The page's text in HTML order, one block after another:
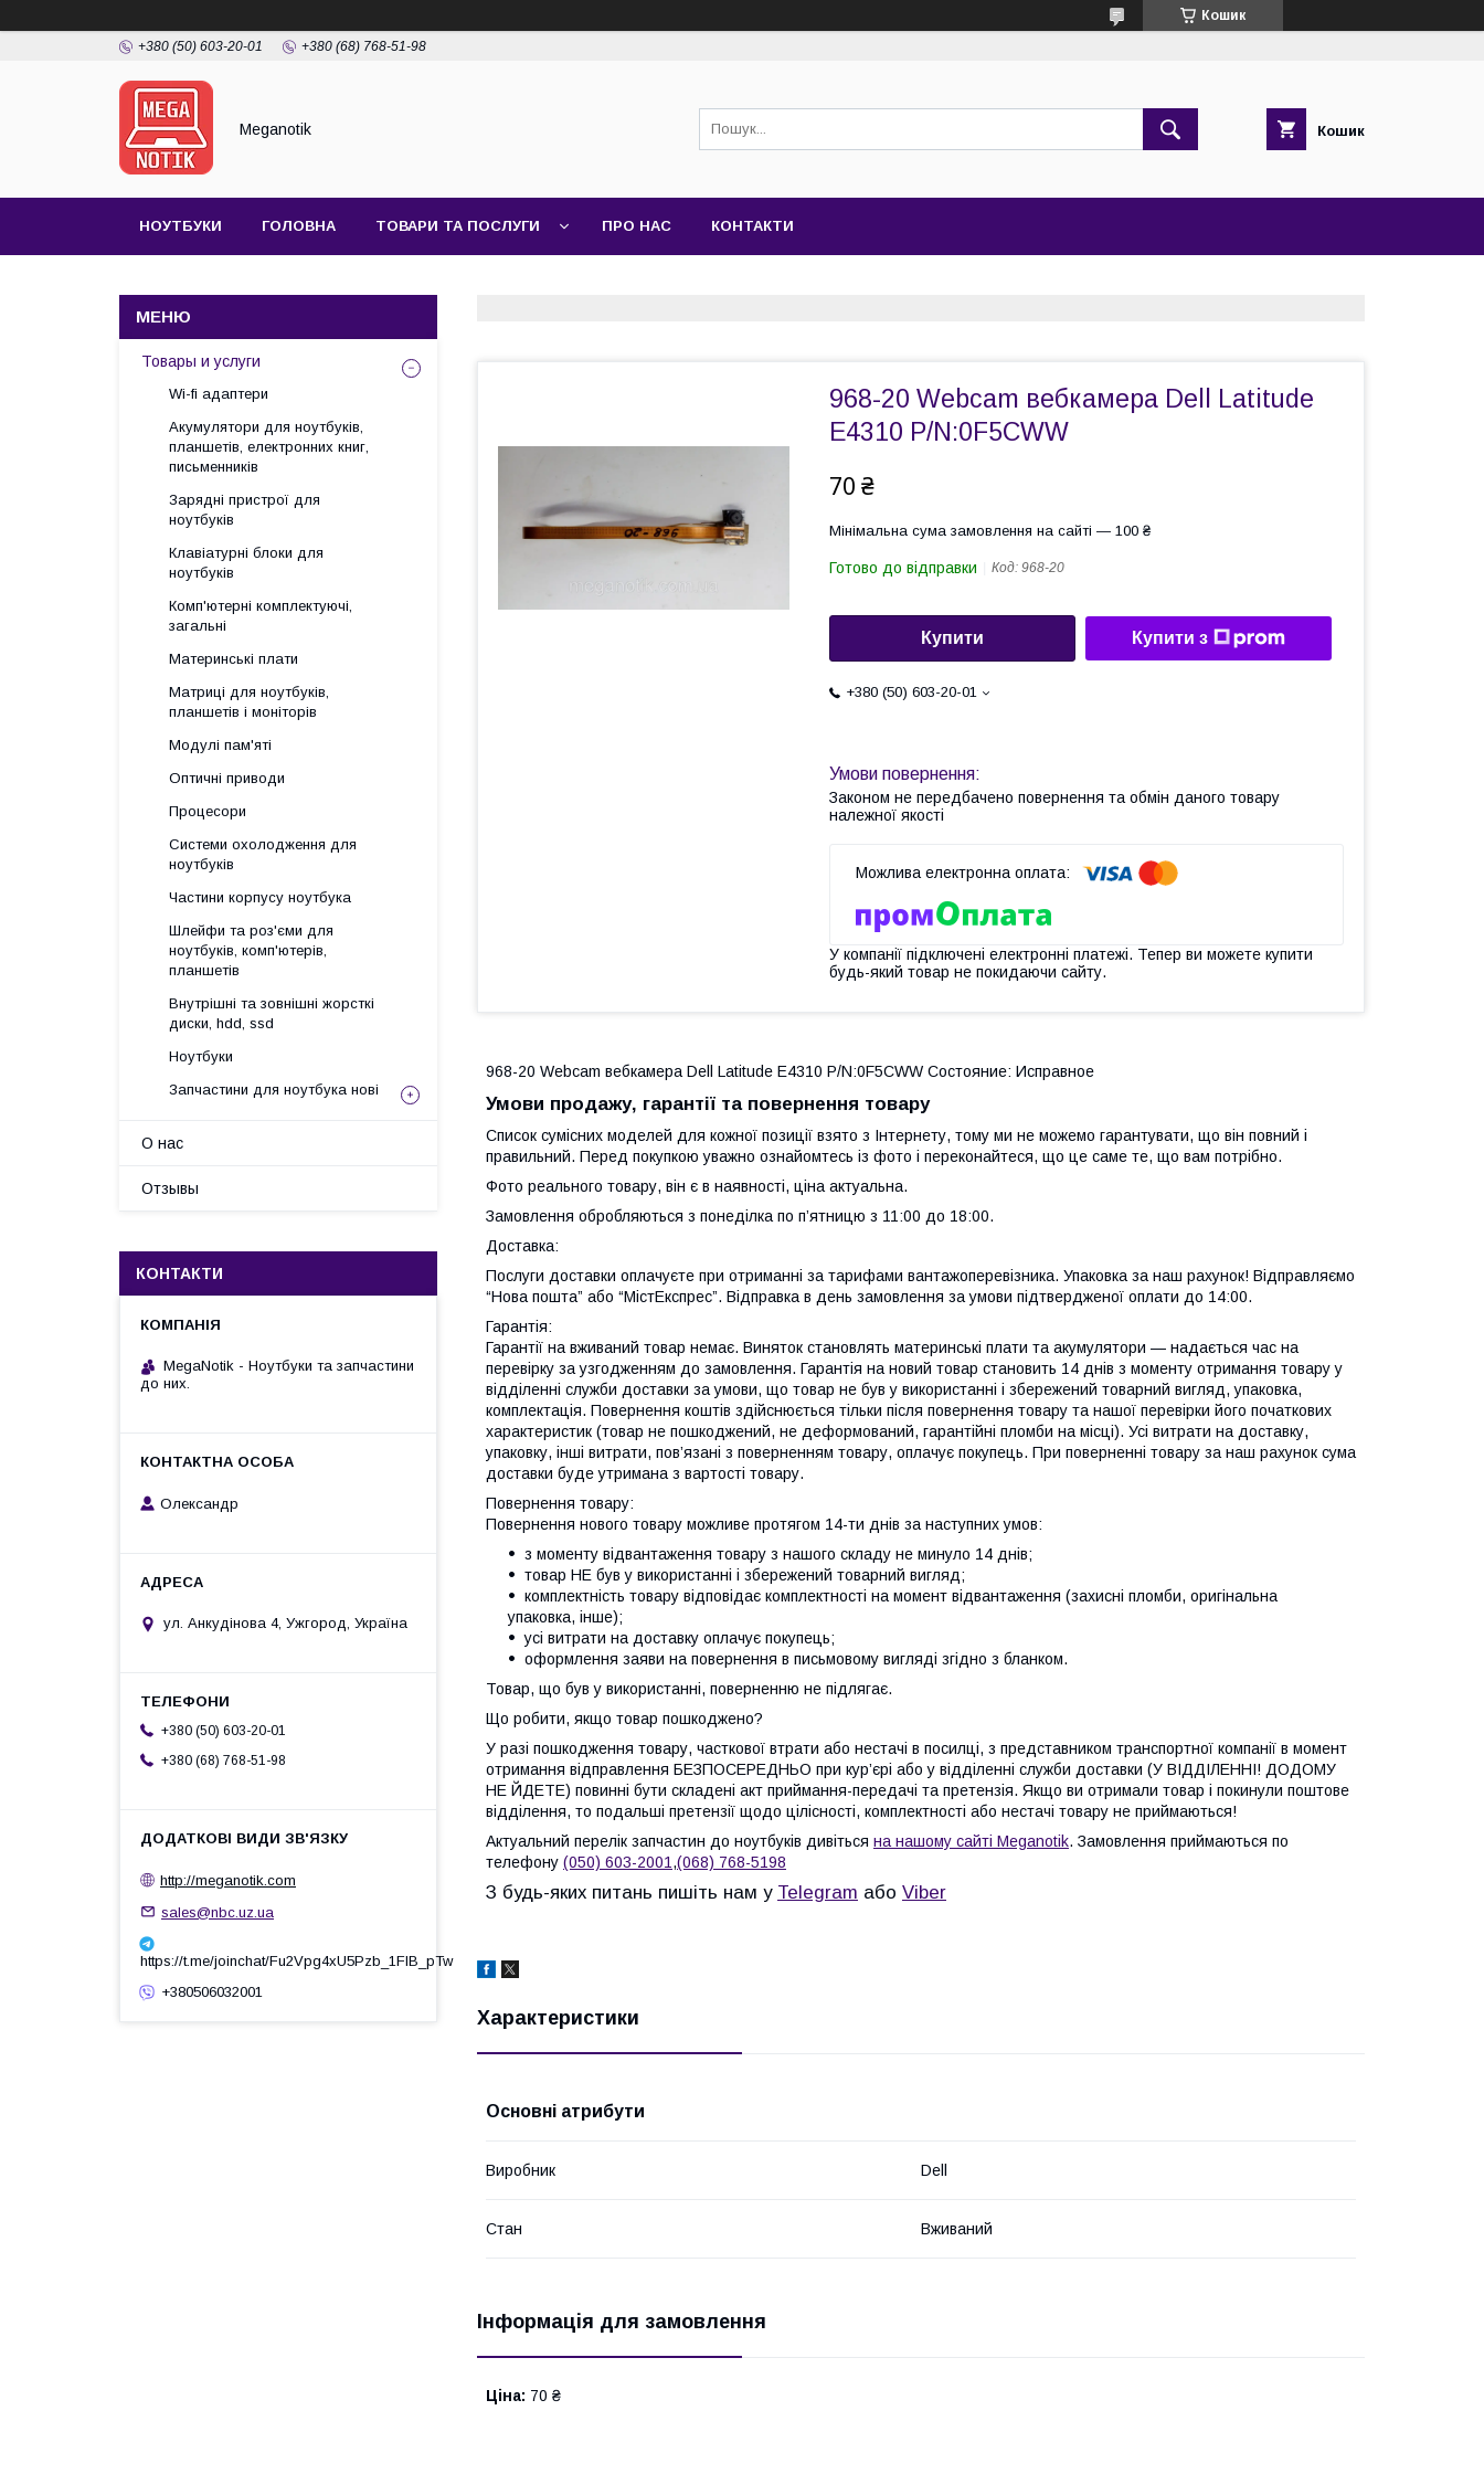
Кошик
+380 (50) 603-20-01 +380 (68) 768-51-98
Meganotik Кошик
НОУТБУКИ ГОЛОВНА ТОВАРИ ТА ПОСЛУГИ ПРО НАС КОНТАКТИ
968-20 Webcam вебкамера Dell Latitude
E4310 P/N:0F5CWW
70 ₴
Мінімальна сума замовлення на сайті — 100 ₴
Готово до відправки Код: 968-20
Купити Купити з
+380 (50) 603-20-01
Законом не передбачено повернення та обмін даного товару
належної якості
У компанії підключені електронні платежі. Тепер ви можете купити
будь-який товар не покидаючи сайту.
968-20 Webcam вебкамера Dell Latitude E4310 P/N:0F5CWW Состояние: Исправное
Умови продажу, гарантії та повернення товару
Список сумісних моделей для кожної позиції взято з Інтернету, тому ми не можемо гарантувати, що він повний і
правильний. Перед покупкою уважно ознайомтесь із фото і переконайтеся, що це саме те, що вам потрібно.
Фото реального товару, він є в наявності, ціна актуальна.
Замовлення обробляються з понеділка по п’ятницю з 11:00 до 18:00.
Доставка:
Послуги доставки оплачуєте при отриманні за тарифами вантажоперевізника. Упаковка за наш рахунок! Відправляємо
“Нова пошта” або “МістЕкспрес”. Відправка в день замовлення за умови підтвердженої оплати до 14:00.
Гарантія:
Гарантії на вживаний товар немає. Виняток становлять материнські плати та акумулятори — надається час на
перевірку за узгодженням до замовлення. Гарантія на новий товар становить 14 днів з моменту отримання товару у
відділенні служби доставки за умови, що товар не був у використанні і збережений товарний вигляд, упаковка,
комплектація. Повернення коштів здійснюється тільки після повернення товару та нашої перевірки його початкових
характеристик (товар не пошкоджений, не деформований, гарантійні пломби на місці). Усі витрати на доставку,
упаковку, інші витрати, пов’язані з поверненням товару, оплачує покупець. При поверненні товару за наш рахунок сума
доставки буде утримана з вартості товару.
Повернення товару:
Повернення нового товару можливе протягом 14-ти днів за наступних умов:
з моменту відвантаження товару з нашого складу не минуло 14 днів;
товар НЕ був у використанні і збережений товарний вигляд;
комплектність товару відповідає комплектності на момент відвантаження (захисні пломби, оригінальна
упаковка, інше);
усі витрати на доставку оплачує покупець;
оформлення заяви на повернення в письмовому вигляді згідно з бланком.
Товар, що був у використанні, поверненню не підлягає.
Що робити, якщо товар пошкоджено?
У разі пошкодження товару, часткової втрати або нестачі в посилці, з представником транспортної компанії в момент
отримання відправлення БЕЗПОСЕРЕДНЬО при кур’єрі або у відділенні служби доставки (У ВІДДІЛЕННІ! ДОДОМУ
НЕ ЙДЕТЕ) повинні бути складені акт приймання-передачі та претензія. Якщо ви отримали товар і покинули поштове
відділення, то подальші претензії щодо цілісності, комплектності або нестачі товару не приймаються!
Актуальний перелік запчастин до ноутбуків дивіться на нашому сайті Meganotik. Замовлення приймаються по
телефону (050) 603-2001,(068) 768-5198
З будь-яких питань пишіть нам у Telegram або Viber
Характеристики
Основні атрибути
Виробник Dell
Стан Вживаний
Інформація для замовлення
Ціна: 70 ₴
Товары и услуги
Wi-fi адаптери
Акумулятори для ноутбуків,
планшетів, електронних книг,
письменників
Зарядні пристрої для
ноутбуків
Клавіатурні блоки для
ноутбуків
Комп'ютерні комплектуючі,
загальні
Материнські плати
Матриці для ноутбуків,
планшетів і моніторів
Модулі пам'яті
Оптичні приводи
Процесори
Системи охолодження для
ноутбуків
Частини корпусу ноутбука
Шлейфи та роз'єми для
ноутбуків, комп'ютерів,
планшетів
Внутрішні та зовнішні жорсткі
диски, hdd, ssd
Ноутбуки
Запчастини для ноутбука нові
О нас
Отзывы
КОНТАКТИ
MegaNotik - Ноутбуки та запчастини
до них.
Олександр
ул. Анкудінова 4, Ужгород, Україна
+380 (50) 603-20-01
+380 (68) 768-51-98
http://meganotik.com
sales@nbc.uz.ua
https://t.me/joinchat/Fu2Vpg4xU5Pzb_1FIB_pTw
+380506032001